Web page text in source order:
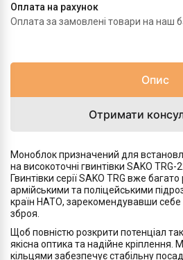
Оплата на рахунок
Оплата за замовлені товари на наш
Опис
Отримати
Моноблок призначений для
на високоточні гвинтівки SAKO TRG-
Гвинтівки серії SAKO TRG вже
армійськими та поліцейськими
країн НАТО, зарекомендувавши себе
зброя.
Щоб повністю розкрити потенціал
якісна оптика та надійне кріплення.
кільцями забезпечує стабільну